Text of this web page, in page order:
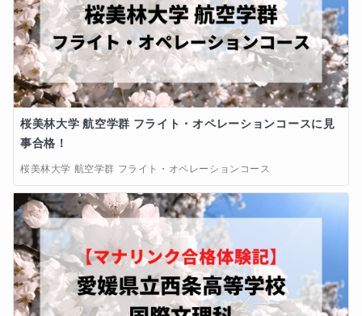
せん(小学女子保護者)
ーーーーーーーーーー
レッスンで皆様にお会いできますこと、心よりお待ち
しています。
趣味
趣味は
①クラシックピアノ演奏です。
楽器の演奏と語学学習は似たところがあると思いま
す。
曲を仕上げるために「反復練習」、「部分練習」で、
さらに深い本質が見える瞬間があります。
桜美林大学 航空学群 フライト・オペレーションコースに見
事合格！
桜美林大学 航空学群 フライト・オペレーションコース